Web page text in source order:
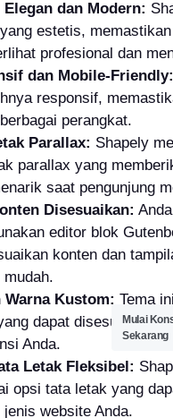
Elegan dan Modern:
estetis,
profesional dan
dan Mobile-Friendly:
responsif,
perangkat.
Parallax: Shapely
parallax yang
saat pengunjung
Disesuaikan:
editor blok
konten dan
mudah.
Warna Kustom: Tema
dapat disesuaikan
Anda.
Letak Fleksibel:
opsi tata letak yang
jenis website Anda.
Mulai
Sekarang